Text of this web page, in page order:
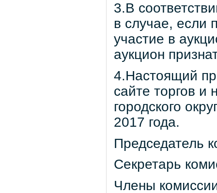
3.В
в случае, если
участие в
аукцион
4.Настоящий
сайте торгов
городского
2017 года.
Председатель
Секретарь
Члены